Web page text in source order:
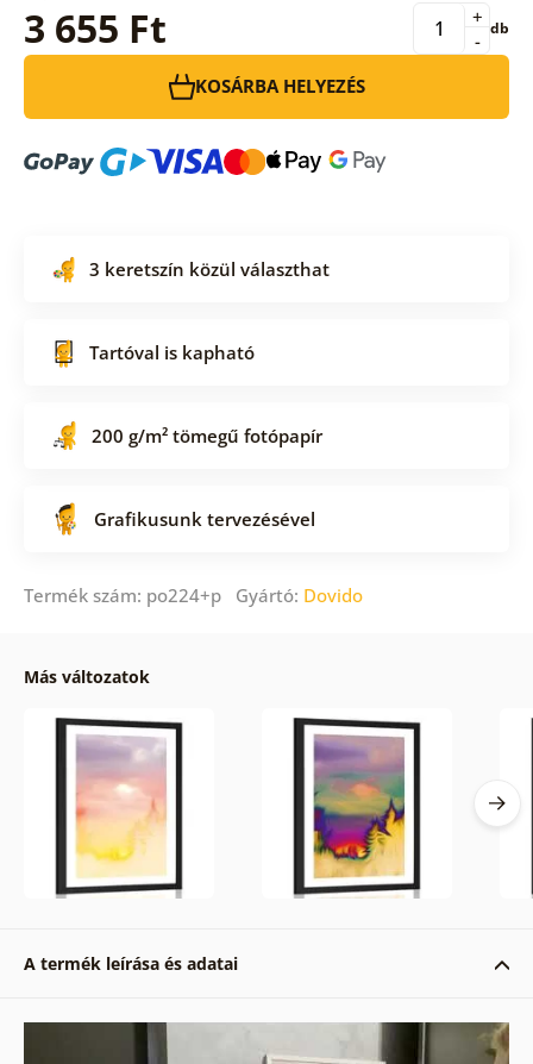
3 655 Ft -
+ db
KOSÁRBA HELYEZÉS
3 keretszín közül választhat
Tartóval is kapható
200 g/m² tömegű fotópapír
Grafikusunk tervezésével
Termék szám: po224+p Gyártó: Dovido
Más változatok
A termék leírása és adatai